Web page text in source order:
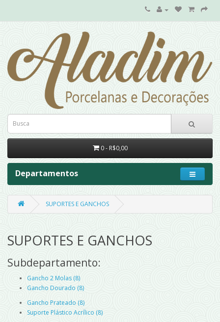
0 - R$0,00
Departamentos
SUPORTES E GANCHOS
SUPORTES E GANCHOS
Subdepartamento:
Gancho 2 Molas (8)
Gancho Dourado (8)
Gancho Prateado (8)
Suporte Plástico Acrílico (8)